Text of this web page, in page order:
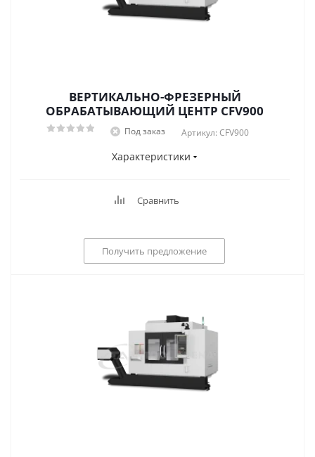
ВЕРТИКАЛЬНО-ФРЕЗЕРНЫЙ
ОБРАБАТЫВАЮЩИЙ ЦЕНТР CFV900
Под заказ Артикул: CFV900
Характеристики
Сравнить
Получить предложение